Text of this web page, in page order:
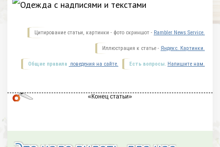
Цитирование статьи, картинки - фото скриншот - Rambler News Service.
Иллюстрация к статье - Яндекс. Картинки.
Есть вопросы. Напишите нам.
Общие правила поведения на сайте.